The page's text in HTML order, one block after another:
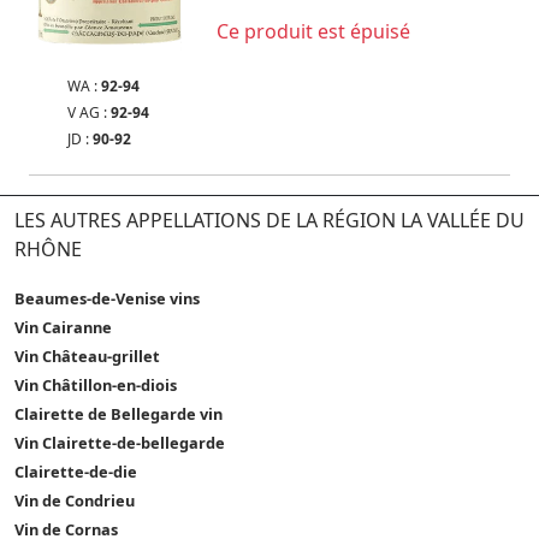
WA :92-94
V AG :92-94
JD :90-92
Ce produit est épuisé
LES AUTRES APPELLATIONS DE LA RÉGION LA VALLÉE DU
RHÔNE
Beaumes-de-Venise vins
Vin Cairanne
Vin Château-grillet
Vin Châtillon-en-diois
Clairette de Bellegarde vin
Vin Clairette-de-bellegarde
Clairette-de-die
Vin de Condrieu
Vin de Cornas